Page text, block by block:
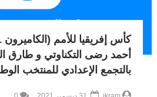
أحمد رضى التكناوتي و طارق
بالتجمع الإعدادي للمنتخب